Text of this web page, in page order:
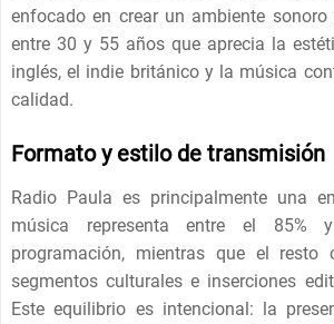
enfocado en crear un ambiente
entre 30 y 55 años que aprecia la
inglés, el indie británico y la música
calidad.
Formato y estilo de transmisión
Radio Paula es principalmente una
música representa entre el
programación, mientras que el resto
segmentos culturales e inserciones
Este equilibrio es intencional: la